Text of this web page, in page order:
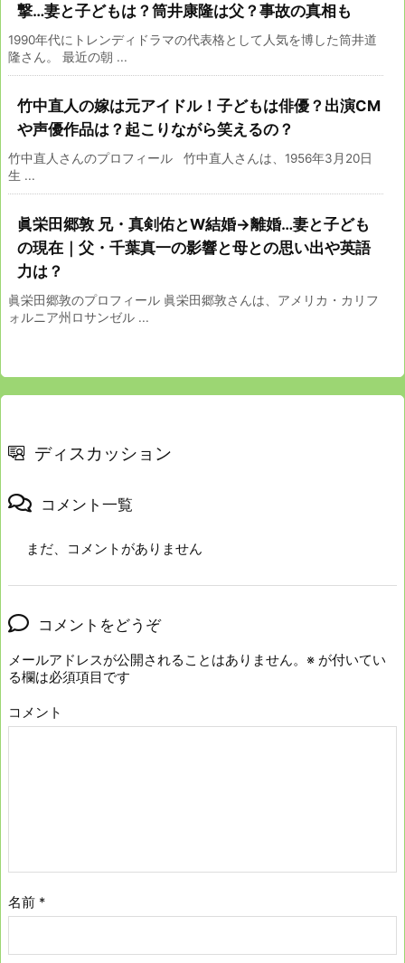
撃…妻と子どもは？筒井康隆は父？事故の真相も
1990年代にトレンディドラマの代表格として人気を博した筒井道
隆さん。 最近の朝 ...
竹中直人の嫁は元アイドル！子どもは俳優？出演CM
や声優作品は？起こりながら笑えるの？
竹中直人さんのプロフィール 竹中直人さんは、1956年3月20日
生 ...
眞栄田郷敦 兄・真剣佑とW結婚→離婚…妻と子ども
の現在｜父・千葉真一の影響と母との思い出や英語
力は？
眞栄田郷敦のプロフィール 眞栄田郷敦さんは、アメリカ・カリフ
ォルニア州ロサンゼル ...
ディスカッション
コメント一覧
まだ、コメントがありません
コメントをどうぞ
メールアドレスが公開されることはありません。 ※ が付いてい
る欄は必須項目です
コメント
名前 *